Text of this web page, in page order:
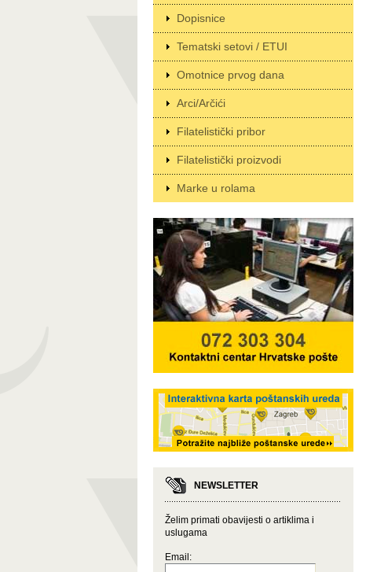
Dopisnice
Tematski setovi / ETUI
Omotnice prvog dana
Arci/Arčići
Filatelistički pribor
Filatelistički proizvodi
Marke u rolama
NEWSLETTER
Želim primati obavijesti o artiklima i
uslugama
Email: